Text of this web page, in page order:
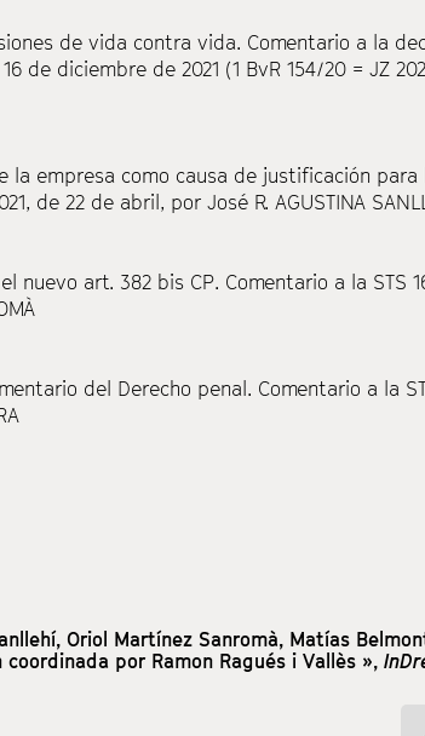
de vida contra vida. Comentario a la
de diciembre de 2021 (1 BvR 154/20 = JZ
la empresa como causa de justificación
de 22 de abril, por José R. AGUSTINA
nuevo art. 382 bis CP. Comentario a la STS
del Derecho penal. Comentario a la
Oriol Martínez Sanromà, Matías
por Ramon Ragués i Vallès »,